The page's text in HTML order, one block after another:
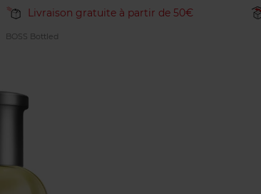
Livraison gratuite à partir de 50€
BOSS Bottled